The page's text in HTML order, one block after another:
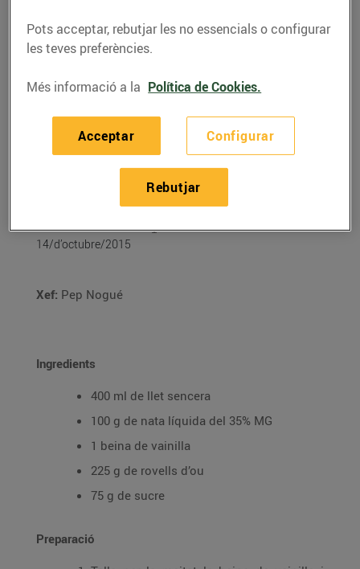
RECEPTES
Créme brulée de llet
d’ovella ripollesa
14/d’octubre/2015
Xef: Pep Nogué
Ingredients
400 ml de llet sencera
100 g de nata líquida del 35% MG
1 beina de vainilla
225 g de rovells d’ou
75 g de sucre
Preparació
Pots acceptar, rebutjar les no essencials o configurar
les teves preferències.
Més informació a la Política de Cookies.
Configurar
Rebutjar
Acceptar